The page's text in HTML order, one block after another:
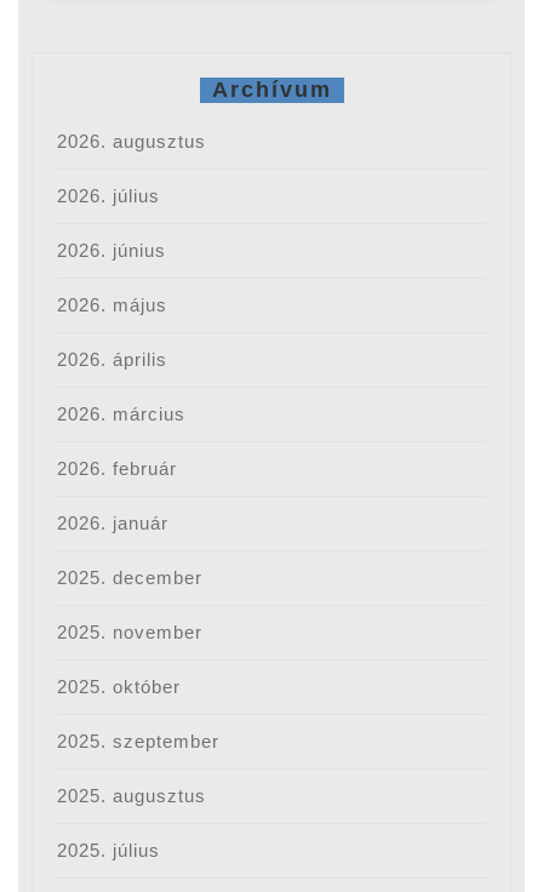
Archívum
2026. augusztus
2026. július
2026. június
2026. május
2026. április
2026. március
2026. február
2026. január
2025. december
2025. november
2025. október
2025. szeptember
2025. augusztus
2025. július